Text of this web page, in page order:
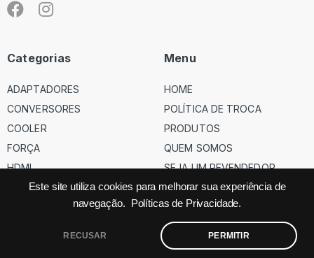
Este site utiliza cookies para melhorar sua experiência de
navegação.
Políticas de Privacidade.
RECUSAR PERMITIR
Categorias
ADAPTADORES
CONVERSORES
COOLER
FORÇA
HDMI
Menu
HOME
POLÍTICA DE TROCA
PRODUTOS
QUEM SOMOS
SEJA UM REVENDEDOR